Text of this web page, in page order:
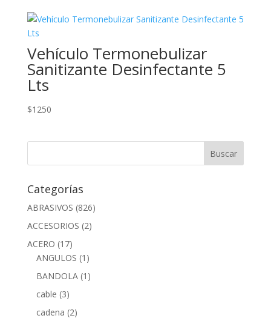
Vehículo Termonebulizar
Sanitizante Desinfectante 5
Lts
$1250
Categorías
ABRASIVOS (826)
ACCESORIOS (2)
ACERO (17)
ANGULOS (1)
BANDOLA (1)
cable (3)
cadena (2)